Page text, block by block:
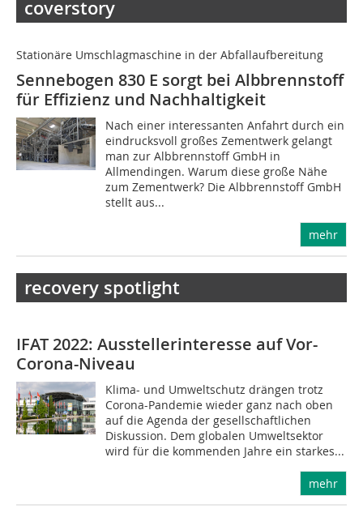
coverstory
Stationäre Umschlagmaschine in der Abfallaufbereitung
Sennebogen 830 E sorgt bei Albbrennstoff
für Effizienz und Nachhaltigkeit
Nach einer interessanten Anfahrt durch ein
eindrucksvoll großes Zementwerk gelangt
man zur Albbrennstoff GmbH in
Allmendingen. Warum diese große Nähe
zum Zementwerk? Die Albbrennstoff GmbH
stellt aus...
mehr
recovery spotlight
IFAT 2022: Ausstellerinteresse auf Vor-
Corona-Niveau
Klima- und Umweltschutz drängen trotz
Corona-Pandemie wieder ganz nach oben
auf die Agenda der gesellschaftlichen
Diskussion. Dem globalen Umweltsektor
wird für die kommenden Jahre ein starkes...
mehr